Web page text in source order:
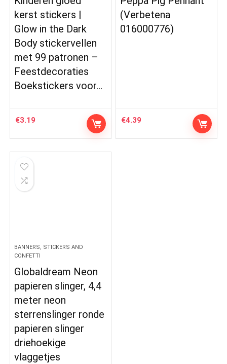
kerst stickers |
Glow in the Dark
Body stickervellen
met 99 patronen –
Feestdecoraties
Boekstickers voor…
€3.19
(Verbetena
016000776)
€4.39
BANNERS, STICKERS AND
CONFETTI
Globaldream Neon
papieren slinger, 4,4
meter neon
sterrenslinger ronde
papieren slinger
driehoekige
vlaggetjes